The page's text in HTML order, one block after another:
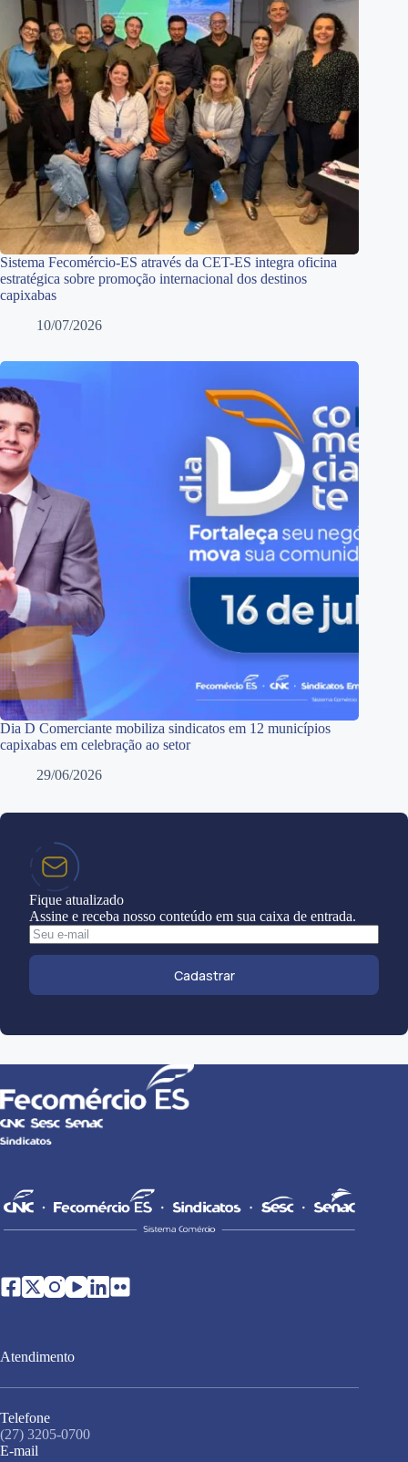
Sistema Fecomércio-ES através da CET-ES integra oficina
estratégica sobre promoção internacional dos destinos
capixabas
10/07/2026
Dia D Comerciante mobiliza sindicatos em 12 municípios
capixabas em celebração ao setor
29/06/2026
Fique atualizado
Assine e receba nosso conteúdo em sua caixa de entrada.
Cadastrar
Atendimento
Telefone
(27) 3205-0700
E-mail